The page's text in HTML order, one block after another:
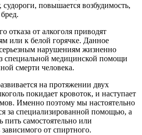
повышается возбудимость,
отказа от алкоголя приводят
или к белой горячке. Данное
нарушениям жизненно
специальной медицинской помощи
смерти человека.
на протяжении двух
покидает кровоток, и наступает
Именно поэтому мы настоятельно
за специализированной помощью, а
пить самостоятельно или
от спиртного.